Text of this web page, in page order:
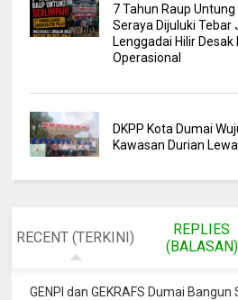
7 Tahun Raup
Seraya Dijuluki Tebar
Lenggadai Hilir
Operasional
DKPP Kota Dumai
Kawasan Durian
RECENT (TERKINI)
REPLIES
(BALASAN)
GENPI dan GEKRAFS Dumai